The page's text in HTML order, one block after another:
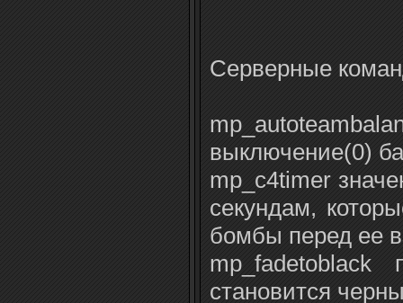
Серверные
выключение(0)
mp_c4timer
секундам,
бомбы перед ее
становится